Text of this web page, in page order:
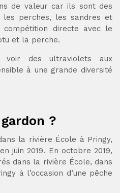
de valeur car ils sont des
perches, les sandres et
directe avec le
et la perche.
des ultraviolets aux
à une grande diversité
?
la rivière École à Pringy,
juin 2019. En octobre 2019,
dans la rivière École, dans
à l’occasion d’une pêche